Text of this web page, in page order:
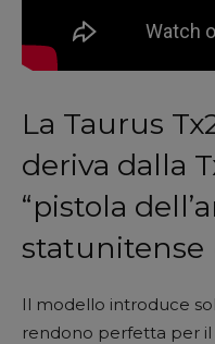
La Taurus
deriva dalla
“pistola
statunitense
Il modello introduce
rendono perfetta per